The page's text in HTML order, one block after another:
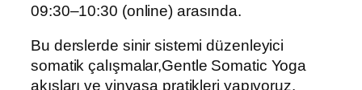
09:30–10:30 (online) arasında.
Bu derslerde sinir sistemi düzenleyici
somatik çalışmalar,Gentle Somatic Yoga
akışları ve vinyasa pratikleri yapıyoruz.